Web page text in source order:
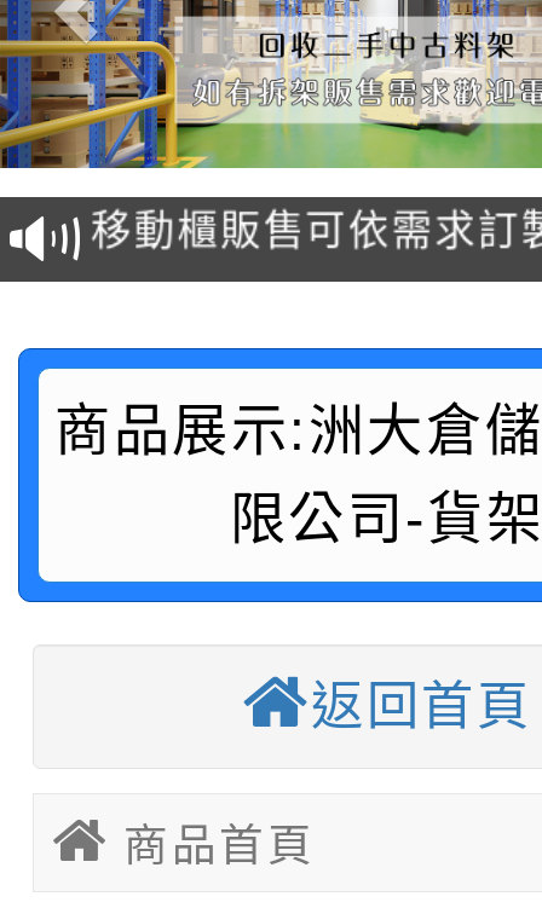
塑膠棧板販售
移動櫃販售可依需求訂
後推式料架販售可依需
駛入式料架販售可依需
積層架販售(平台式料
中型料架販售
堆高機販售(全新/中古)
重型架販售可客製化
重型架租賃服務
塑膠棧板販售
移動櫃販售可依需求訂
商品展示:洲大倉
限公司-貨
返回首頁
商品首頁